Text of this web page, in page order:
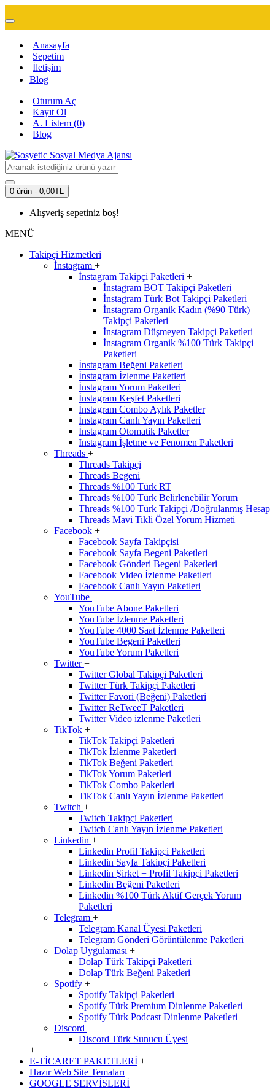
Anasayfa
Sepetim
İletişim
Blog
Oturum Aç
Kayıt Ol
A. Listem (0)
Blog
0 ürün - 0,00TL
Alışveriş sepetiniz boş!
MENÜ
Takipçi Hizmetleri
İnstagram +
İnstagram Takipçi Paketleri +
İnstagram BOT Takipçi Paketleri
İnstagram Türk Bot Takipçi Paketleri
İnstagram Organik Kadın (%90 Türk)
Takipçi Paketleri
İnstagram Düşmeyen Takipçi Paketleri
İnstagram Organik %100 Türk Takipçi
Paketleri
İnstagram Beğeni Paketleri
İnstagram İzlenme Paketleri
İnstagram Yorum Paketleri
İnstagram Keşfet Paketleri
İnstagram Combo Aylık Paketler
İnstagram Canlı Yayın Paketleri
İnstagram Otomatik Paketler
Instagram İşletme ve Fenomen Paketleri
Threads +
Threads Takipçi
Threads Begeni
Threads %100 Türk RT
Threads %100 Türk Belirlenebilir Yorum
Threads %100 Türk Takipçi /Doğrulanmış Hesap
Threads Mavi Tikli Özel Yorum Hizmeti
Facebook +
Facebook Sayfa Takipçisi
Facebook Sayfa Begeni Paketleri
Facebook Gönderi Begeni Paketleri
Facebook Video İzlenme Paketleri
Facebook Canlı Yayın Paketleri
YouTube +
YouTube Abone Paketleri
YouTube İzlenme Paketleri
YouTube 4000 Saat İzlenme Paketleri
YouTube Begeni Paketleri
YouTube Yorum Paketleri
Twitter+
Twitter Global Takipçi Paketleri
Twitter Türk Takipçi Paketleri
Twitter Favori (Beğeni) Paketleri
Twitter ReTweeT Paketleri
Twitter Video izlenme Paketleri
TikTok +
TikTok Takipçi Paketleri
TikTok İzlenme Paketleri
TikTok Beğeni Paketleri
TikTok Yorum Paketleri
TikTok Combo Paketleri
TikTok Canlı Yayın İzlenme Paketleri
Twitch +
Twitch Takipçi Paketleri
Twitch Canlı Yayın İzlenme Paketleri
Linkedin +
Linkedin Profil Takipçi Paketleri
Linkedin Sayfa Takipçi Paketleri
Linkedin Şirket + Profil Takipçi Paketleri
Linkedin Beğeni Paketleri
Linkedin %100 Türk Aktif Gerçek Yorum
Paketleri
Telegram +
Telegram Kanal Üyesi Paketleri
Telegram Gönderi Görüntülenme Paketleri
Dolap Uygulaması +
Dolap Türk Takipçi Paketleri
Dolap Türk Beğeni Paketleri
Spotify +
Spotify Takipçi Paketleri
Spotify Türk Premium Dinlenme Paketleri
Spotify Türk Podcast Dinlenme Paketleri
Discord +
Discord Türk Sunucu Üyesi
+
E-TİCARET PAKETLERİ +
Hazır Web Site Temaları +
GOOGLE SERVİSLERİ